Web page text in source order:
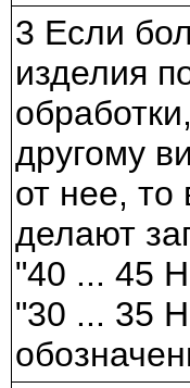
3 Если
изделия
другому
от нее, то
делают
"40 ... 45
"30 ... 35